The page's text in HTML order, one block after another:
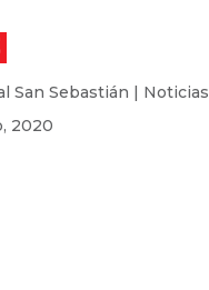
San Sebastián | Noticias
2020